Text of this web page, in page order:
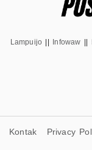
Lampuijo
Infowaw
Kontak Privacy